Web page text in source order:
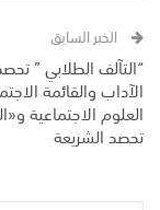
الخبر السابق
“التآلف الطلابي ”
الآداب والقائمة
العلوم الاجتماعية
تحصد الشريعة